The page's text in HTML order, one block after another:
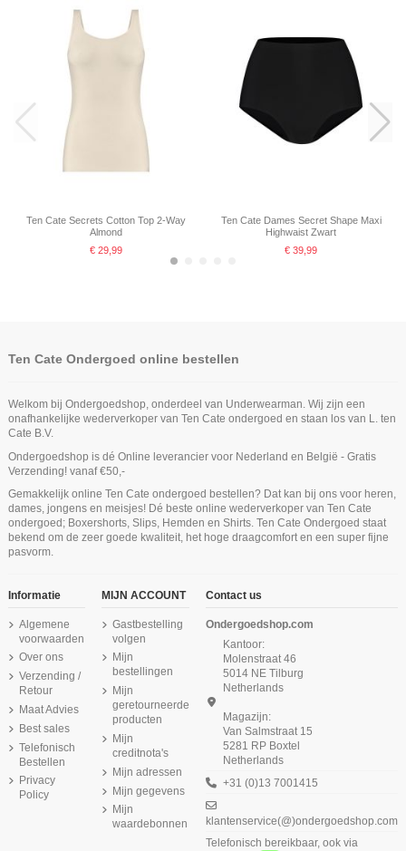
Niet op voorraad
Ten Cate Dames Basics Midi 2Pack
Ten Cate Secrets Cotton Top 2-Way
Almond
€ 29,99
Ten Cate Dames Secret Shape Maxi
Highwaist Zwart
€ 39,99
Niet op voorraad
Ten Cate Heren Basics Singlet
Cotton Stretch 2Pack Light Grey
Product is beschikbaar met verschillende opties
Ten Cate Heren Swimshort Shrimps
€ 39,95
Niet op voorraad
Ten Cate Dames Basics Maxi
Highwaist 4Pack Zwart
Ten Cate Dames Basics Hipster
Lace Zwart
Ten Cate Dames Thermo Rib T-Shirt
Longsleeve Wit
Ten Cate Secrets Spaghetti Top Lace
Off White
€ 34,99
Niet op voorraad
Ten Cate Dames Basics Midi 4Pack
Beige
Ten Cate Secrets Singlet Top 2-Way
Rood
€ 29,99
Ten Cate Ondergoed online bestellen
Welkom bij Ondergoedshop, onderdeel van Underwearman. Wij zijn een
onafhankelijke wederverkoper van Ten Cate ondergoed en staan los van L. ten
Cate B.V.
Ondergoedshop is dé Online leverancier voor Nederland en België - Gratis
Verzending! vanaf €50,-
Gemakkelijk online Ten Cate ondergoed bestellen? Dat kan bij ons voor heren,
dames, jongens en meisjes! Dé beste online wederverkoper van Ten Cate
ondergoed; Boxershorts, Slips, Hemden en Shirts. Ten Cate Ondergoed staat
bekend om de zeer goede kwaliteit, het hoge draagcomfort en een super fijne
pasvorm.
Informatie
Algemene
voorwaarden
Over ons
Verzending /
Retour
Maat Advies
Best sales
Telefonisch
Bestellen
Privacy
Policy
MIJN ACCOUNT
Gastbestelling
volgen
Mijn
bestellingen
Mijn
geretourneerde
producten
Mijn
creditnota's
Mijn adressen
Mijn gegevens
Mijn
waardebonnen
Contact us
Ondergoedshop.com
Kantoor:
Molenstraat 46
5014 NE Tilburg
Netherlands
Magazijn:
Van Salmstraat 15
5281 RP Boxtel
Netherlands
+31 (0)13 7001415
klantenservice(@)ondergoedshop.com
Telefonisch bereikbaar, ook via